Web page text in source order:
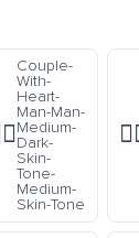
Couple-
With-
Heart-
Man-Man-
Medium-
Dark-
Skin-
Tone-
Medium-
Skin-Tone